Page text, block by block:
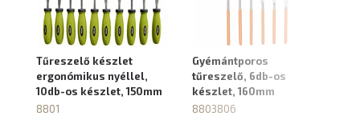
Tűreszelő készlet
ergonómikus nyéllel,
10db-os készlet, 150mm
8801
Gyémántporos
tűreszelő, 6db-os
készlet, 160mm
8803806